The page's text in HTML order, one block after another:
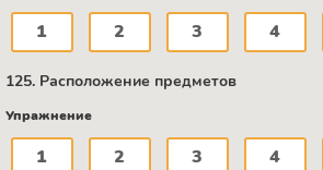
1 2 3 4
125. Расположение предметов
Упражнение
1 2 3 4